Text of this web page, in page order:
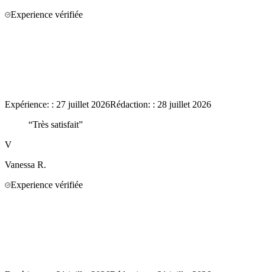
Experience vérifiée
Expérience: : 27 juillet 2026Rédaction: : 28 juillet 2026
“Très satisfait”
V
Vanessa R.
Experience vérifiée